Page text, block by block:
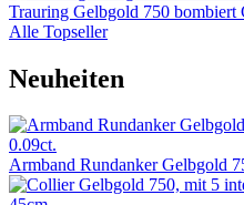
Trauring Gelbgold 750 bombiert
Alle Topseller
Neuheiten
Armband Rundanker Gelbgold